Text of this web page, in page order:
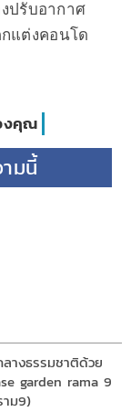
ปรับอากาศ
แต่งคอนโด
งคุณ
างธรรมชาติด้วย
garden rama 9
ม9)